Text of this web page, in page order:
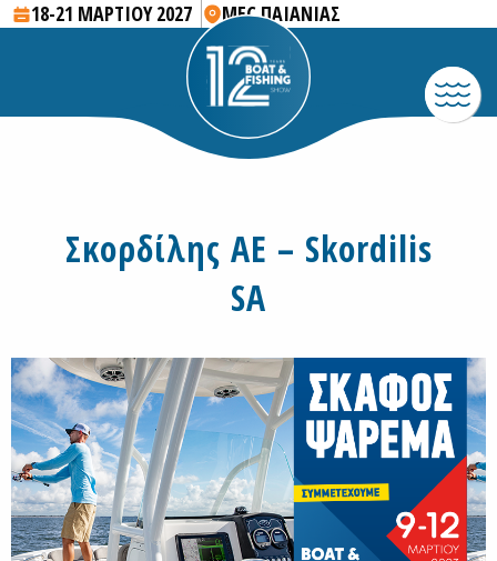
18-21 ΜΑΡΤΙΟΥ 2027 MEC ΠΑΙΑΝΙΑΣ
Σκορδίλης ΑΕ – Skordilis
SA